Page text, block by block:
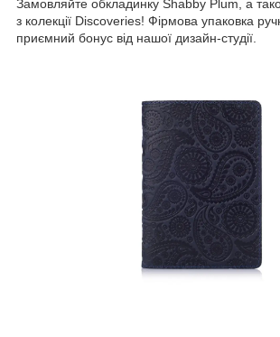
Замовляйте обкладинку Shabby Plum, а
з колекції Discoveries! Фірмова упаковка
приємний бонус від нашої дизайн-студії.